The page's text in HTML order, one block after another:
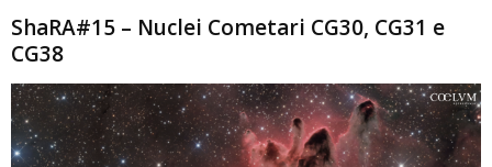
ShaRA#15 – Nuclei Cometari CG30, CG31 e
CG38